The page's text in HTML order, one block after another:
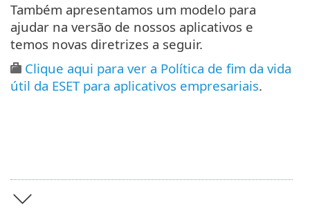
Também apresentamos um modelo para
ajudar na versão de nossos aplicativos e
temos novas diretrizes a seguir.
Clique aqui para ver a Política de fim da vida
útil da ESET para aplicativos empresariais.